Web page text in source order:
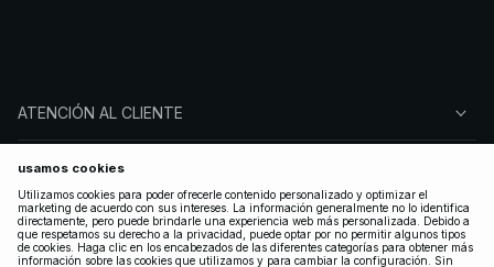
ATENCIÓN AL CLIENTE
SOBRE NA-KD
SÍGUENOS